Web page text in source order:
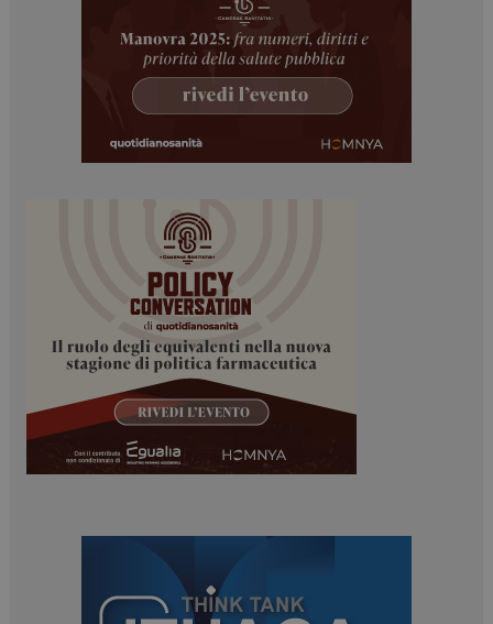
I cookie necessari contribuiscono a rendere fruibile il
sito web abilitandone funzionalità di base quali la
navigazione sulle pagine e l'accesso alle aree
protette del sito. Il sito web non è in grado di
funzionare correttamente senza questi cookie.
NOME
FORNITORE / DOMINIO
_ga
Google LLC